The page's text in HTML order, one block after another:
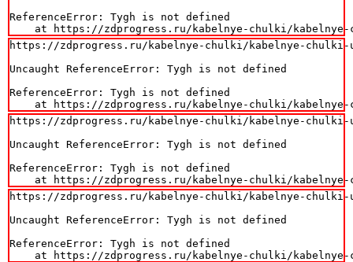
ReferenceError: Tygh is not defined
at https://zdprogress.ru/kabelnye-chulki/
https://zdprogress.ru/kabelnye-chulki/kabelnye-chulki-
Uncaught ReferenceError: Tygh is not defined
ReferenceError: Tygh is not defined
at https://zdprogress.ru/kabelnye-chulki/
https://zdprogress.ru/kabelnye-chulki/kabelnye-chulki-
Uncaught ReferenceError: Tygh is not defined
ReferenceError: Tygh is not defined
at https://zdprogress.ru/kabelnye-chulki/
https://zdprogress.ru/kabelnye-chulki/kabelnye-chulki-
Uncaught ReferenceError: Tygh is not defined
ReferenceError: Tygh is not defined
at https://zdprogress.ru/kabelnye-chulki/